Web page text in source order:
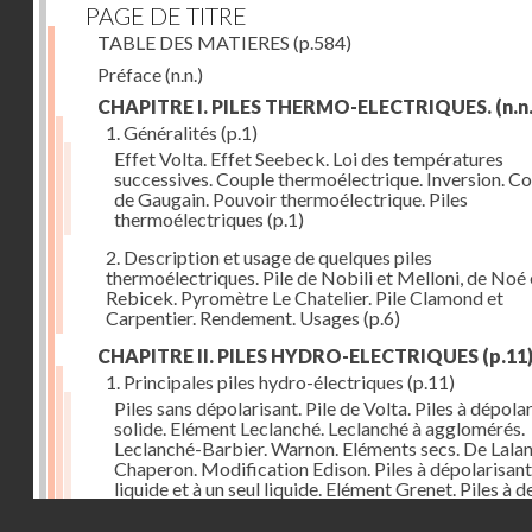
PAGE DE TITRE
TABLE DES MATIERES (p.584)
Préface(n.n.)
CHAPITRE I. PILES THERMO-ELECTRIQUES.
1. Généralités (p.1)
Effet Volta. Effet Seebeck. Loi des températures
successives. Couple thermoélectrique. Inversion.
de Gaugain. Pouvoir thermoélectrique. Piles
thermoélectriques (p.1)
2. Description et usage de quelques piles
thermoélectriques. Pile de Nobili et Melloni, de Noé
Rebicek. Pyromètre Le Chatelier. Pile Clamond et
Carpentier. Rendement. Usages (p.6)
CHAPITRE II. PILES HYDRO-ELECTRIQUES (p.11)
1. Principales piles hydro-électriques (p.11)
Piles sans dépolarisant. Pile de Volta. Piles à
solide. Elément Leclanché. Leclanché à agglomérés.
Leclanché-Barbier. Warnon. Eléments secs. De
Chaperon. Modification Edison. Piles à dépolarisant
liquide et à un seul liquide. Elément Grenet. Piles à